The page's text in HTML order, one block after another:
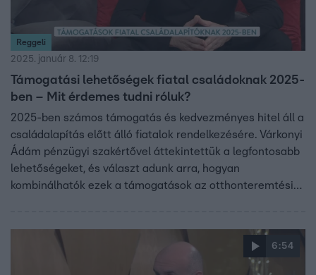
Reggeli
2025. január 8. 12:19
Támogatási lehetőségek fiatal családoknak 2025-
ben – Mit érdemes tudni róluk?
2025-ben számos támogatás és kedvezményes hitel áll a
családalapítás előtt álló fiatalok rendelkezésére. Várkonyi
Ádám pénzügyi szakértővel áttekintettük a legfontosabb
lehetőségeket, és választ adunk arra, hogyan
kombinálhatók ezek a támogatások az otthonteremtési
6:54